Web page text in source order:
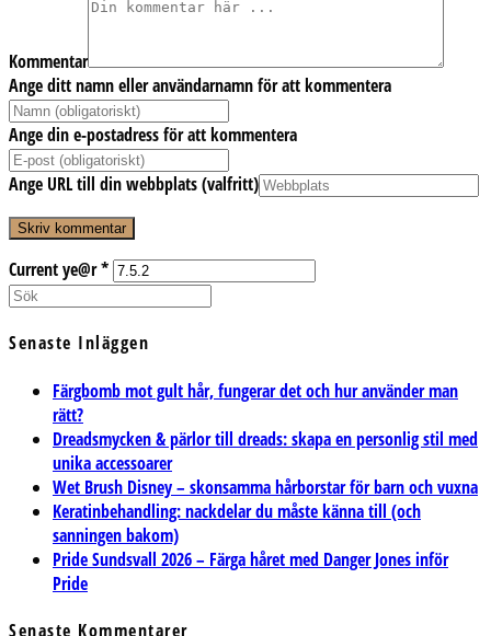
Kommentar
Ange ditt namn eller användarnamn för att kommentera
Ange din e-postadress för att kommentera
Ange URL till din webbplats (valfritt)
Current ye@r*
Senaste Inläggen
Färgbomb mot gult hår, fungerar det och hur använder man
rätt?
Dreadsmycken & pärlor till dreads: skapa en personlig stil med
unika accessoarer
Wet Brush Disney – skonsamma hårborstar för barn och vuxna
Keratinbehandling: nackdelar du måste känna till (och
sanningen bakom)
Pride Sundsvall 2026 – Färga håret med Danger Jones inför
Pride
Senaste Kommentarer